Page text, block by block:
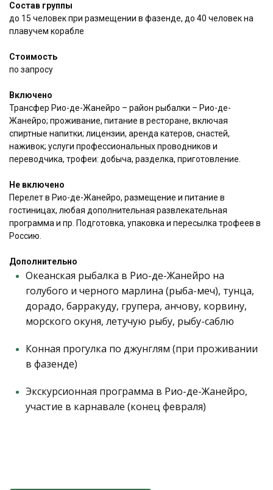
Состав группы
до 15 человек при размещении в фазенде, до 40 человек на
плавучем корабле
Стоимость
по запросу
Включено
Трансфер Рио-де-Жанейро – район рыбалки – Рио-де-
Жанейро; проживание, питание в ресторане, включая
спиртные напитки; лицензии, аренда катеров, снастей,
наживок; услуги профессиональных проводников и
переводчика, трофеи: добыча, разделка, приготовление.
Не включено
Перелет в Рио-де-Жанейро, размещение и питание в
гостиницах, любая дополнительная развлекательная
программа и пр. Подготовка, упаковка и пересылка трофеев в
Россию.
Дополнительно
Океанская рыбалка в Рио-де-Жанейро на
голубого и черного марлина (рыба-меч), тунца,
дорадо, барракуду, групера, анчову, корвину,
морского окуня, летучую рыбу, рыбу-саблю
Конная прогулка по джунглям (при проживании
в фазенде)
Экскурсионная программа в Рио-де-Жанейро,
участие в карнавале (конец февраля)